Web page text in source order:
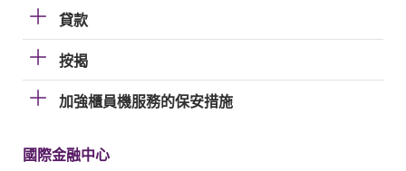
貸款
按揭
加強櫃員機服務的保安措施
國際金融中心